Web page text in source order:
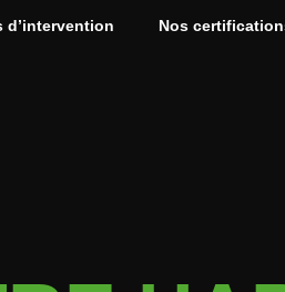
d’intervention Nos